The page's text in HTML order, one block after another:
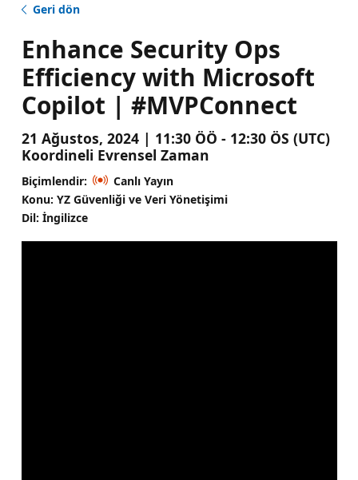
Geri dön
Enhance Security Ops
Efficiency with Microsoft
Copilot | #MVPConnect
21 Ağustos, 2024 | 11:30 ÖÖ - 12:30 ÖS (UTC)
Koordineli Evrensel Zaman
Biçimlendir:
Canlı Yayın
Konu: YZ Güvenliği ve Veri Yönetişimi
Dil: İngilizce